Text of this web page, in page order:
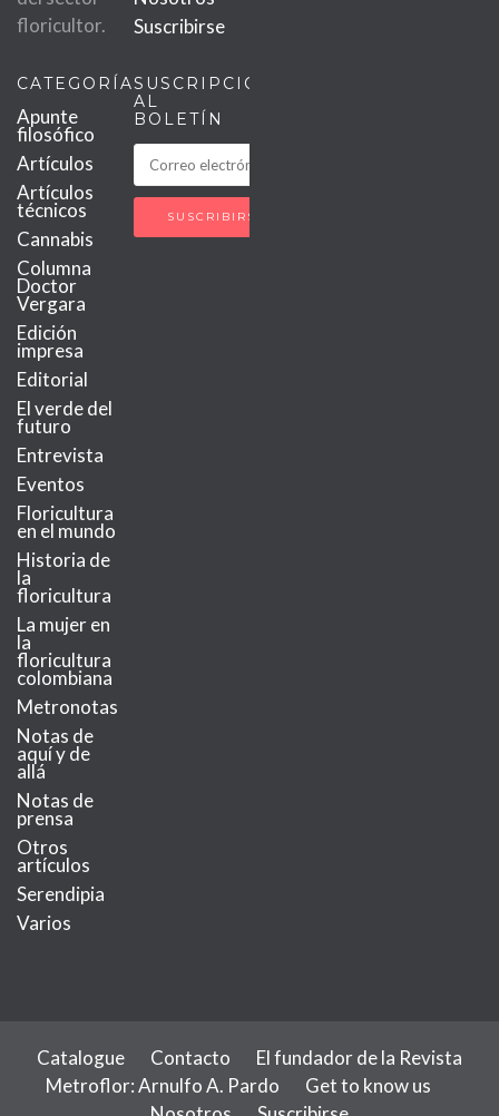
floricultor.
Suscribirse
CATEGORÍAS
Apunte
filosófico
Artículos
Artículos
técnicos
Cannabis
Columna
Doctor
Vergara
Edición
impresa
Editorial
El verde del
futuro
Entrevista
Eventos
Floricultura
en el mundo
Historia de
la
floricultura
La mujer en
la
floricultura
colombiana
Metronotas
Notas de
aquí y de
allá
Notas de
prensa
Otros
artículos
Serendipia
Varios
SUSCRIPCIÓN
AL
BOLETÍN
Catalogue Contacto
El fundador de la Revista
Metroflor: Arnulfo A. Pardo
Get to know us